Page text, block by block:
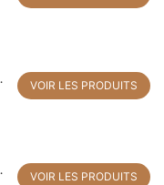
VOIR LES PRODUITS
VOIR LES PRODUITS